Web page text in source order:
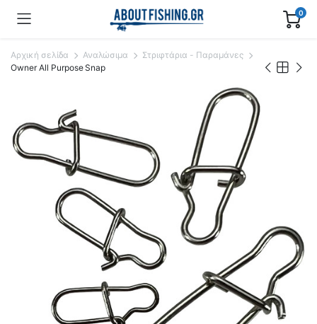
0
Αρχική σελίδα Αναλώσιμα
Στριφτάρια - Παραμάνες
Owner All Purpose Snap